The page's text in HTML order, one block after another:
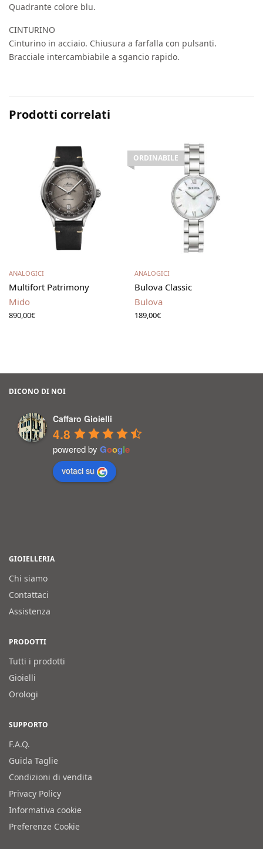
Quadrante colore blu.
CINTURINO
Cinturino in acciaio. Chiusura a farfalla con pulsanti.
Bracciale intercambiabile a sgancio rapido.
Prodotti correlati
Aggiungi al carrello
ANALOGICI
Multifort Patrimony
Mido
890,00€
ORDINABILE
ANALOGICI
Bulova Classic
Bulova
189,00€
DICONO DI NOI
Caffaro Gioielli
4.8
powered by Google
votaci su
GIOIELLERIA
Chi siamo
Contattaci
Assistenza
PRODOTTI
Tutti i prodotti
Gioielli
Orologi
SUPPORTO
F.A.Q.
Guida Taglie
Condizioni di vendita
Privacy Policy
Informativa cookie
Preferenze Cookie